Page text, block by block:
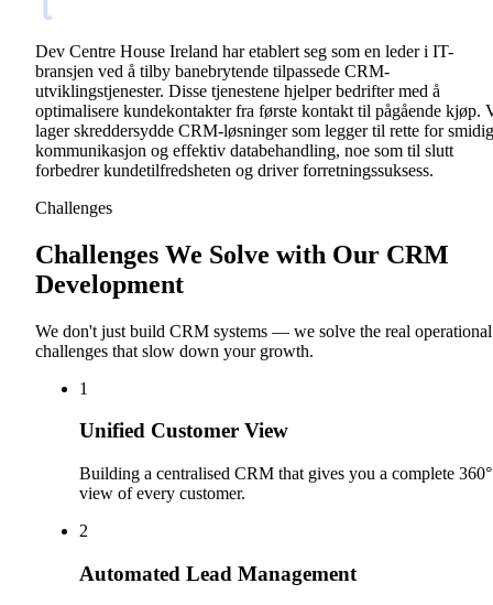
Dev Centre House Ireland har etablert seg som en leder i IT-
bransjen ved å tilby banebrytende tilpassede CRM-
utviklingstjenester. Disse tjenestene hjelper bedrifter med å
optimalisere kundekontakter fra første kontakt til pågående kjøp.
lager skreddersydde CRM-løsninger som legger til rette for smidig
kommunikasjon og effektiv databehandling, noe som til slutt
forbedrer kundetilfredsheten og driver forretningssuksess.
Challenges
Challenges We Solve with Our CRM
Development
We don't just build CRM systems — we solve the real operational
challenges that slow down your growth.
1
Unified Customer View
Building a centralised CRM that gives you a complete 360°
view of every customer.
2
Automated Lead Management